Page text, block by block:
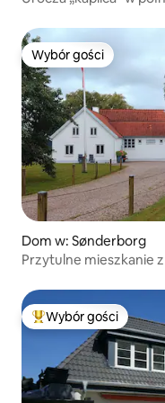
Wybór gości
Wybór gości
Dom w: Sønderborg
Przytulne mieszkanie
Najpopularniejsze z
Wybór gości